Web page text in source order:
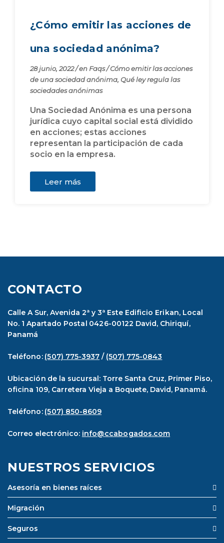
¿Cómo emitir las acciones de
una sociedad anónima?
28 junio, 2022/en Faqs/Cómo emitir las acciones
de una sociedad anónima, Qué ley regula las
sociedades anónimas
Una Sociedad Anónima es una persona
jurídica cuyo capital social está dividido
en acciones; estas acciones
representan la participación de cada
socio en la empresa.
Leer más
CONTACTO
Calle A Sur, Avenida 2ª y 3ª Este Edificio Erikan, Local
No. 1 Apartado Postal 0426-00122 David, Chiriquí,
Panamá
Teléfono: (507) 775-3937 / (507) 775-0843
Ubicación de la sucursal: Torre Santa Cruz, Primer Piso,
oficina 109, Carretera Vieja a Boquete, David, Panamá.
Teléfono: (507) 850-8609
Correo electrónico: info@ccabogados.com
NUESTROS SERVICIOS
Asesoría en bienes raíces
Migración
Seguros